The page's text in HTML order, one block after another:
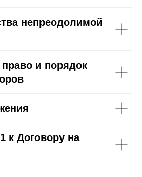
непреодолимой
и порядок
к Договору на